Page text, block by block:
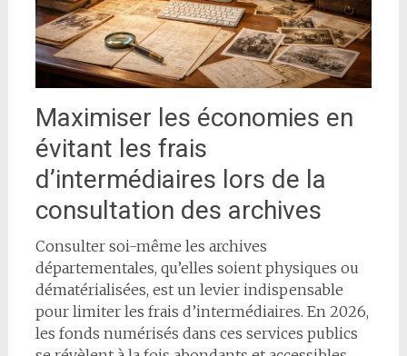
Maximiser les économies en
évitant les frais
d’intermédiaires lors de la
consultation des archives
Consulter soi-même les archives
départementales, qu’elles soient physiques ou
dématérialisées, est un levier indispensable
pour limiter les frais d’intermédiaires. En 2026,
les fonds numérisés dans ces services publics